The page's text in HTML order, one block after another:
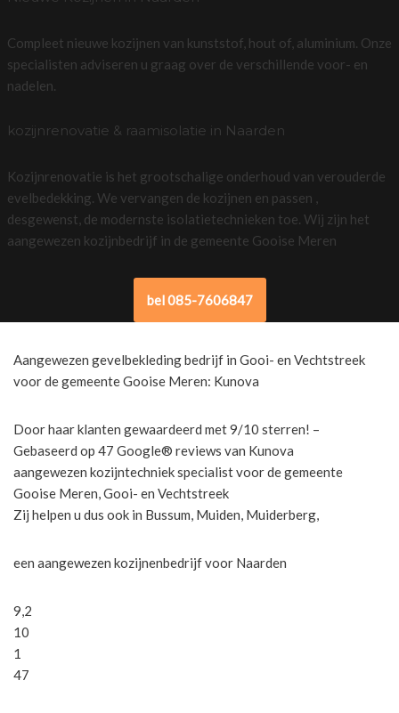
Compleet nieuwe kozijnen van kunststof, hout of, aluminium. Onze
specialisten adviseren u graag over de verschillende voor- en
nadelen.
kozijnrenovatie & raamisolatie in Naarden
Kozijnrenovatie is het grootschalige onderhoud van verouderde
evelbedekking. We vervangen de kozijnen en passen ,
desgewenst, de modernste isolatietechnieken toe. Wij zijn het
aangewezen kozijnbedrijf in de gemeente Gooise Meren
bel 085-7606847
Aangewezen gevelbekleding bedrijf in Gooi- en Vechtstreek
voor de gemeente Gooise Meren: Kunova
Door haar klanten gewaardeerd met 9/10 sterren! –
Gebaseerd op 47 Google® reviews van Kunova
aangewezen kozijntechniek specialist voor de gemeente
Gooise Meren, Gooi- en Vechtstreek
Zij helpen u dus ook in Bussum, Muiden, Muiderberg,
een aangewezen kozijnenbedrijf voor Naarden
9,2
10
1
47